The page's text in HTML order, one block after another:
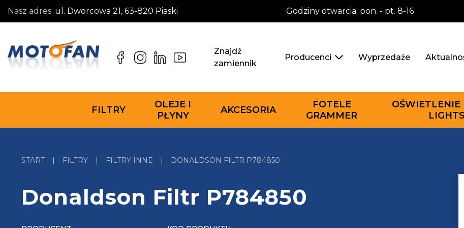
Nasz adres: ul. Dworcowa 21, 63-820 Piaski Godziny otwarcia: pon. - pt. 8-16
Znajdź
zamiennik
Producenci Wyprzedaże
FILTRY
OLEJE I
PŁYNY
AKCESORIA
FOTELE
GRAMMER
OŚWIETLENIE
LIGHTS
START | FILTRY | FILTRY INNE | DONALDSON FILTR P784850
Donaldson Filtr P784850